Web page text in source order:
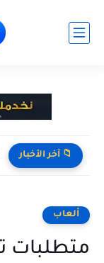
📁 آخر الأخبار
ألعاب